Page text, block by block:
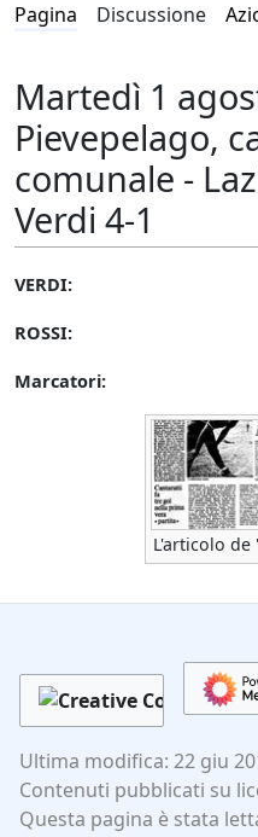
Pagina Discussione
Martedì 1
Pievepelago,
comunale -
Verdi 4-1
VERDI:
ROSSI:
Marcatori:
L'articolo
Ultima modifica: 22 giu
Contenuti pubblicati su
Questa pagina è stata